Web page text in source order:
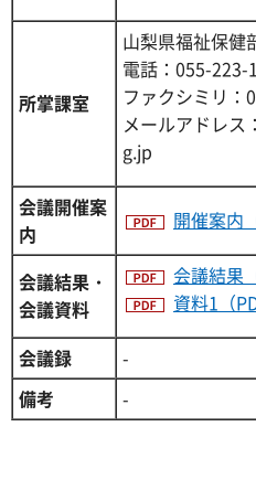
所掌課室
山梨県福祉保健
電話：055-223-
ファクシミリ：
メールアドレ
g.jp
会議開催案
内
開催案内
会議結果・
会議資料
会議結果
資料1（
会議録
-
備考
-